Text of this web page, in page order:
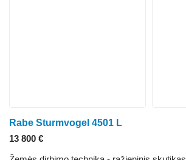
Rabe Sturmvogel 4501 L
13 800 €